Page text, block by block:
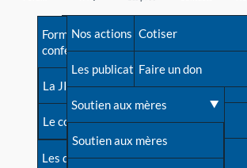
Avant la naissance
Les débuts
Une difficulté d'allaitement ?
Cas particuliers
Formations et
conférences
La JIA
Le congrès
Les dossiers de l'allaitement
Besoin d'aide?
Répertoire de tous les
contacts
Contact presse
Dossier de presse
Nos actions
Les publications
Soutien aux mères
Soutien aux mères
Cotiser
Faire un don